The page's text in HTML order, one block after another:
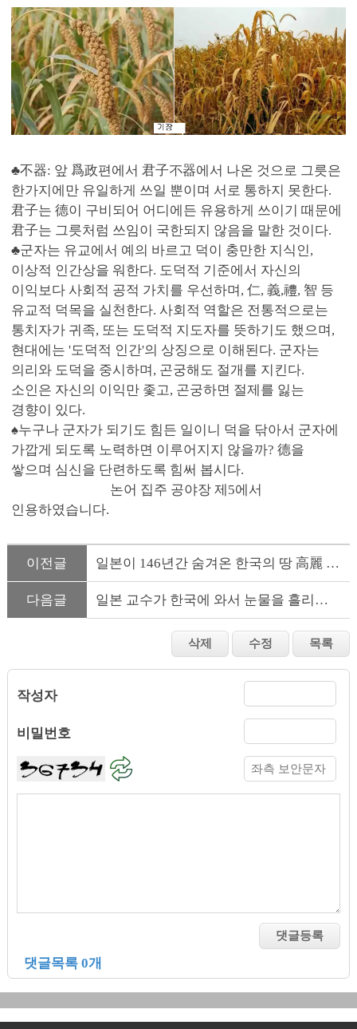
♣不器: 앞 爲政편에서 君子不器에서 나온 것으로 그릇은
한가지에만 유일하게 쓰일 뿐이며 서로 통하지 못한다.
君子는 德이 구비되어 어디에든 유용하게 쓰이기 때문에
君子는 그릇처럼 쓰임이 국한되지 않음을 말한 것이다.
♣군자는 유교에서 예의 바르고 덕이 충만한 지식인,
이상적 인간상을 워한다. 도덕적 기준에서 자신의
이익보다 사회적 공적 가치를 우선하며, 仁, 義,禮, 智 등
유교적 덕목을 실천한다. 사회적 역할은 전통적으로는
통치자가 귀족, 또는 도덕적 지도자를 뜻하기도 했으며,
현대에는 '도덕적 인간'의 상징으로 이해된다. 군자는
의리와 도덕을 중시하며, 곤궁해도 절개를 지킨다.
소인은 자신의 이익만 좇고, 곤궁하면 절제를 잃는
경향이 있다.
♠누구나 군자가 되기도 힘든 일이니 덕을 닦아서 군자에
가깝게 되도록 노력하면 이루어지지 않을까? 德을
쌓으며 심신을 단련하도록 힘써 봅시다.
논어 집주 공야장 제5에서
인용하였습니다.
이전글 일본이 146년간 숨겨온 한국의 땅 高麗 현종 후손이 밝힌 오키나...
다음글 일본 교수가 한국에 와서 눈물을 흘리게 된 이유
작성자
비밀번호
댓글목록 0개